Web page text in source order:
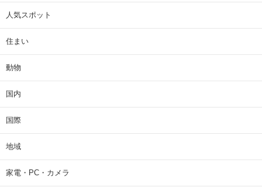
人気スポット
住まい
動物
国内
国際
地域
家電・PC・カメラ